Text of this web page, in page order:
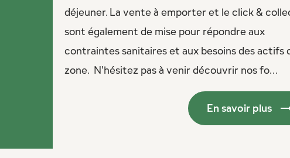
déjeuner. La vente à emporter et le click &
sont également de mise pour répondre aux
contraintes sanitaires et aux besoins des actifs
zone. N'hésitez pas à venir découvrir nos fo...
En savoir plus